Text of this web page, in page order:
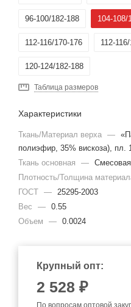
96-100/182-188 104-108/
112-116/170-176 112-
120-124/182-188
Таблица размеров
Характеристики
Ткань/Материал верха —
полиэфир, 35% вискоза), пл.
Ткань основная
— Смесовая
Плотность/Толщина
ГОСТ — 25295-2003
Вес
— 0.55
Объем
— 0.0024
Крупный опт:
2 528 ₽
По вопросам оптовой